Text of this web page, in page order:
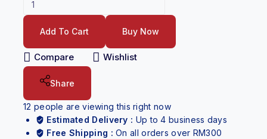
Add To Cart Buy Now
Compare Wishlist
Share
12 people are viewing this right now
Estimated Delivery : Up to 4 business days
Free Shipping :On all orders over RM300